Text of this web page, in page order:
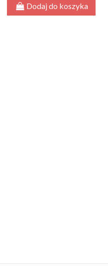
Dodaj do koszyka